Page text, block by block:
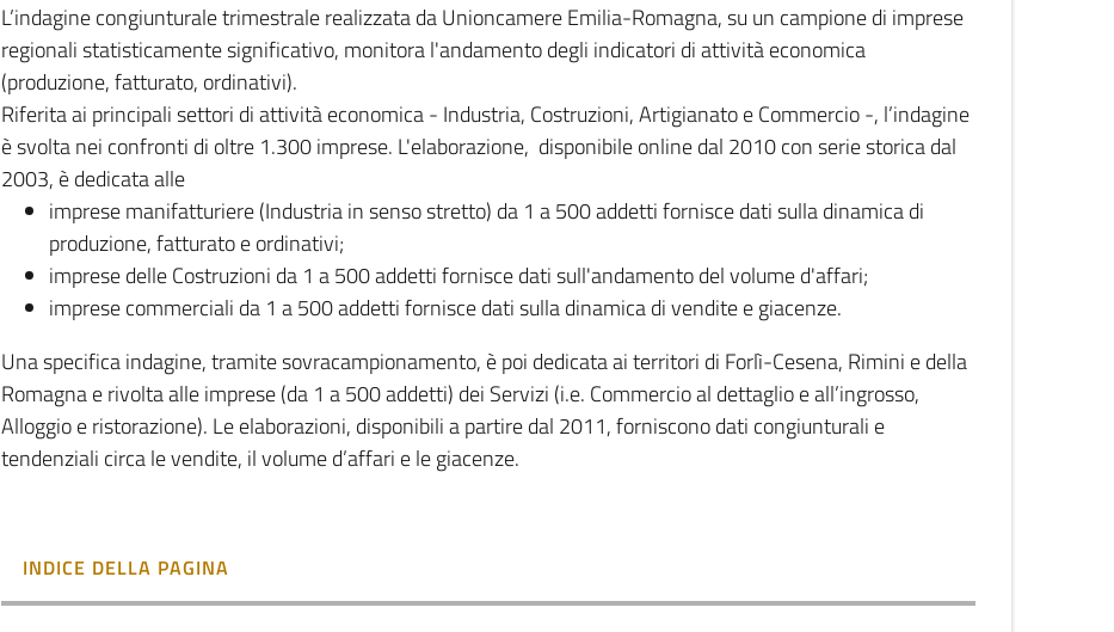
L’indagine congiunturale trimestrale realizzata da Unioncamere Emilia-Romagna, su un campione di imprese
regionali statisticamente significativo, monitora l'andamento degli indicatori di attività economica
(produzione, fatturato, ordinativi).
Riferita ai principali settori di attività economica - Industria, Costruzioni, Artigianato e Commercio -, l’indagine
è svolta nei confronti di oltre 1.300 imprese. L'elaborazione, disponibile online dal 2010 con serie storica dal
2003, è dedicata alle
imprese manifatturiere (Industria in senso stretto) da 1 a 500 addetti fornisce dati sulla dinamica di
produzione, fatturato e ordinativi;
imprese delle Costruzioni da 1 a 500 addetti fornisce dati sull'andamento del volume d'affari;
imprese commerciali da 1 a 500 addetti fornisce dati sulla dinamica di vendite e giacenze.
Una specifica indagine, tramite sovracampionamento, è poi dedicata ai territori di Forlì-Cesena, Rimini e della
Romagna e rivolta alle imprese (da 1 a 500 addetti) dei Servizi (i.e. Commercio al dettaglio e all’ingrosso,
Alloggio e ristorazione). Le elaborazioni, disponibili a partire dal 2011, forniscono dati congiunturali e
tendenziali circa le vendite, il volume d’affari e le giacenze.
INDICE DELLA PAGINA